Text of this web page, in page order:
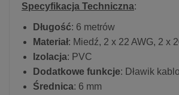
Specyfikacja Techniczna:
Długość: 6 metrów
Materiał: Miedź, 2 x 22 AWG, 2 x
Izolacja: PVC
Dodatkowe funkcje: Dławik
Średnica: 6 mm